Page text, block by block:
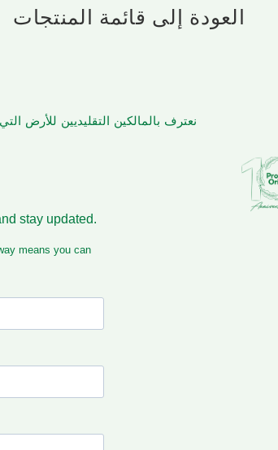
العودة إلى قائمة المنتجات
نعترف بالمالكين التقليديين للأرض